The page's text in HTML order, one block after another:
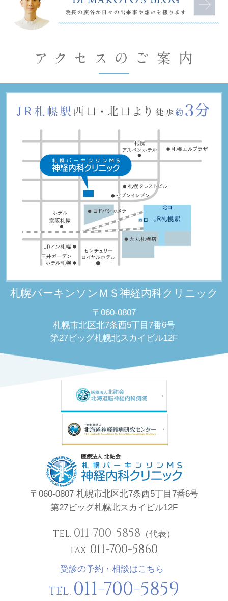
札幌パーキンソンＭＳ神経内科クリニック
〒060-0807
札幌市北区北7条西5丁目7番6号
第27ビッグ札幌北スカイビル12F
〒060-0807 札幌市北区北7条西5丁目7番6号
第27ビッグ札幌北スカイビル12F
TEL. 011-700-5858 （代表）
FAX. 011-700-5860
受診の予約・相談はこちら
TEL. 011-700-5859